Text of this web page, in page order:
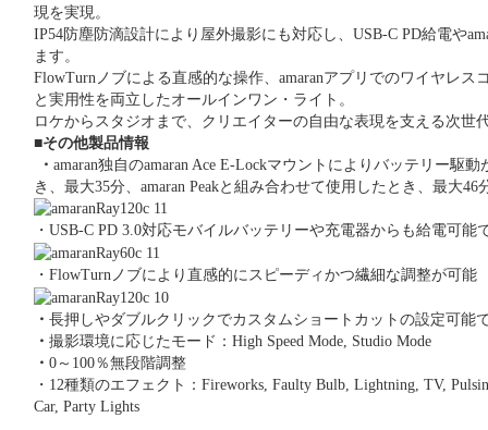
現を実現。
IP54防塵防滴設計により屋外撮影にも対応し、 USB-C PD給電や
ます。
FlowTurn ノブによる直感的な操作、 amaranアプリでのワイヤレス
と実用性を両立したオールインワン・ライト。
ロケからスタジオまで、クリエイターの自由な表現を支える次世
■その他製品情報
・ amaran独自のamaran Ace E-Lockマウントによりバッテリー駆動
き、最大35分、 amaran Peakと組み合わせて使用したとき、最大46
・ USB-C PD 3.0対応モバイルバッテリーや充電器からも給電可能
・ FlowTurnノブにより直感的にスピーディかつ繊細な調整が可能
・ 長押しやダブルクリックでカスタムショートカットの設定可能
・ 撮影環境に応じたモード： High Speed Mode, Studio Mode
・ 0～ 100％無段階調整
・ 12種類のエフェクト： Fireworks, Faulty Bulb, Lightning, TV,
Car, Party Lights